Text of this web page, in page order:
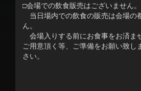
□会場での飲食販売はございません。
当日場内での飲食の販売は会場の
ん。
会場入りする前にお食事をお済ま
ご用意頂く等、ご準備をお願い致し
さい。